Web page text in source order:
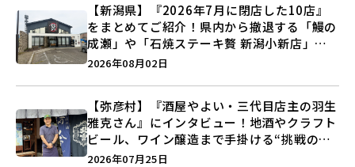
【新潟県】『2026年7月に閉店した10店』
をまとめてご紹介！県内から撤退する「鰻の
成瀬」や「石焼ステーキ贅 新潟小新店」が
営業に幕…。
2026年08月02日
【弥彦村】『酒屋やよい・三代目店主の羽生
雅克さん』にインタビュー！地酒やクラフト
ビール、ワイン醸造まで手掛ける“挑戦の歴
史”に迫る♪
2026年07月25日